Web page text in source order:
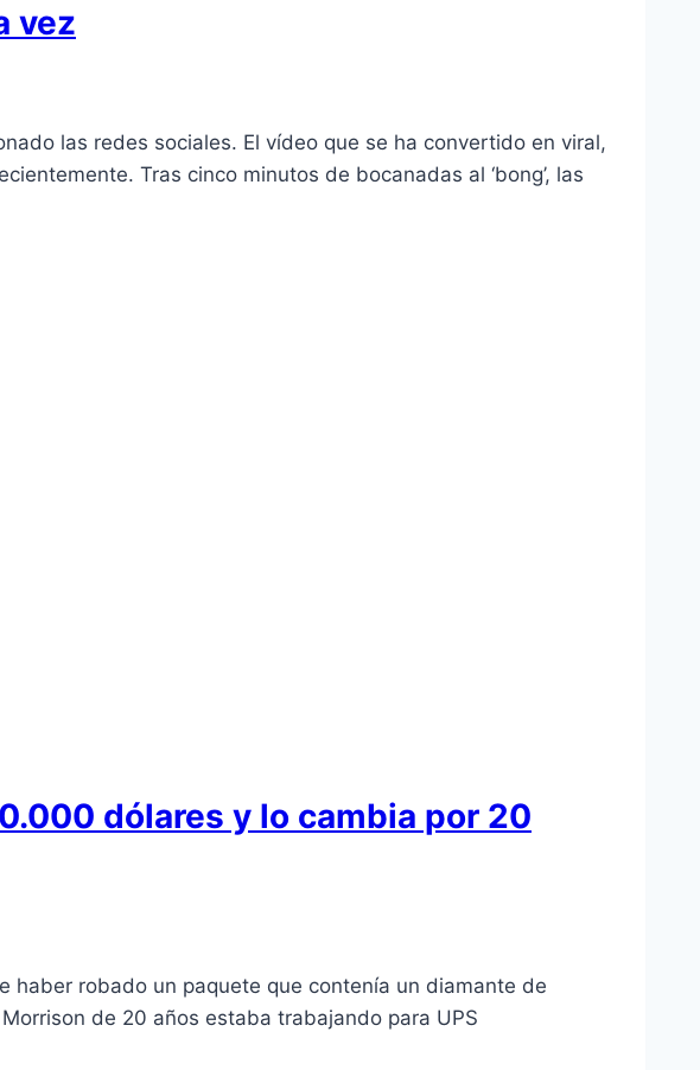
vez
las redes sociales. El vídeo que se ha convertido en viral,
Tras cinco minutos de bocanadas al ‘bong’, las
dólares y lo cambia por 20
haber robado un paquete que contenía un diamante de
de 20 años estaba trabajando para UPS